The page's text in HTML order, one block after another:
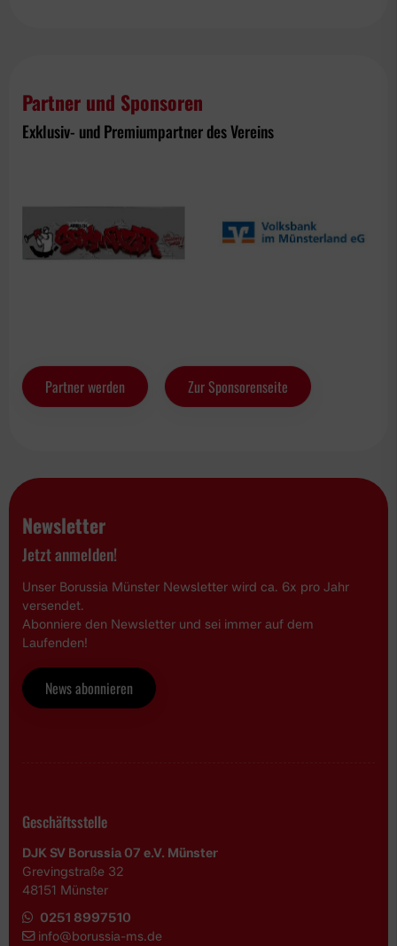
Partner und Sponsoren
Exklusiv- und Premiumpartner des Vereins
Partner werden Zur Sponsorenseite
Newsletter
Jetzt anmelden!
Unser Borussia Münster Newsletter wird ca. 6x pro Jahr
versendet.
Abonniere den Newsletter und sei immer auf dem
Laufenden!
News abonnieren
Geschäftsstelle
DJK SV Borussia 07 e.V. Münster
Grevingstraße 32
48151 Münster
0251 8997510
info@borussia-ms.de